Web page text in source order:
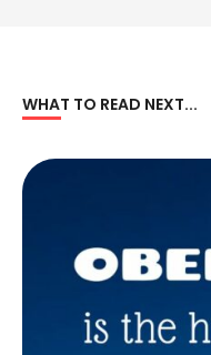
WHAT TO READ NEXT...